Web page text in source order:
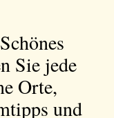
Sie jede
Orte,
und